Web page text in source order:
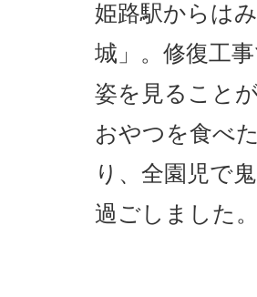
姫路駅からは
城」。修復工
姿を見ること
おやつを食べ
り、全園児で
過ごしました